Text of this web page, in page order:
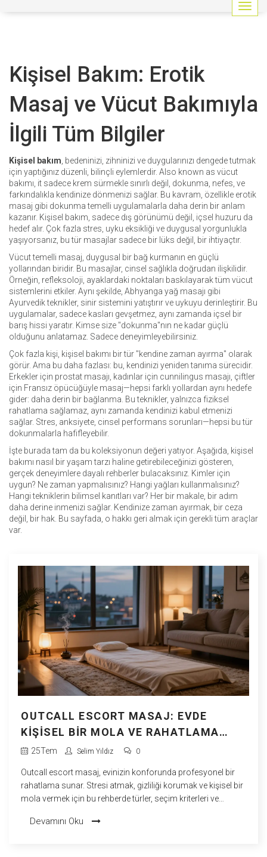
G
e
a
a
a
t
Kişisel Bakım: Erotik
Masaj ve Vücut Bakımıyla
İlgili Tüm Bilgiler
Kişisel bakım bedeninizi, zihninizi ve duygularınızı dengede tutmak
için yaptığınız düzenli, bilinçli eylemlerdir. Also known as vücut
bakımı , it sadece krem sürmekle sınırlı değil, dokunma, nefes, ve
farkındalıkla kendinize dönmenizi sağlar. Bu kavram, özellikle erotik
masaj gibi dokunma temelli uygulamalarla daha derin bir anlam
kazanır. Kişisel bakım, sadece dış görünümü değil, içsel huzuru da
hedef alır. Çok fazla stres, uyku eksikliği ve duygusal yorgunlukla
yaşıyorsanız, bu tür masajlar sadece bir lüks değil, bir ihtiyaçtır.
Vücut temelli masaj , duygusal bir bağ kurmanın en güçlü
yollarından biridir. Bu masajlar, cinsel sağlıkla doğrudan ilişkilidir.
Örneğin, refleksoloji , ayaklardaki noktaları baskılayarak tüm vücut
sistemlerini etkiler. Aynı şekilde, Abhyanga yağ masajı gibi
Ayurvedik teknikler, sinir sistemini yatıştırır ve uykuyu derinleştirir. Bu
uygulamalar, sadece kasları gevşetmez, aynı zamanda içsel bir
barış hissi yaratır. Kimse size "dokunma"nın ne kadar güçlü
olduğunu anlatamaz. Sadece deneyimleyebilirsiniz.
Çok fazla kişi, kişisel bakımı bir tür "kendine zaman ayırma" olarak
görür. Ama bu daha fazlası: bu, kendinizi yeniden tanıma sürecidir.
Erkekler için prostat masajı , kadınlar için cunnilingus masajı , çiftler
için Fransız öpücüğüyle masaj—hepsi farklı yollardan aynı hedefe
gider: daha derin bir bağlanma. Bu teknikler, yalnızca fiziksel
rahatlama sağlamaz, aynı zamanda kendinizi kabul etmenizi
sağlar. Stres, anksiyete, cinsel performans sorunları—hepsi bu tür
dokunmalarla hafifleyebilir.
İşte burada tam da bu koleksiyonun değeri yatıyor. Aşağıda, kişisel
bakımı nasıl bir yaşam tarzı haline getirebileceğinizi gösteren,
gerçek deneyimlere dayalı rehberler bulacaksınız. Kimler için
uygun? Ne zaman yapmalısınız? Hangi yağları kullanmalısınız?
Hangi tekniklerin bilimsel kanıtları var? Her bir makale, bir adım
daha derine inmenizi sağlar. Kendinize zaman ayırmak, bir ceza
değil, bir hak. Bu sayfada, o hakkı geri almak için gerekli tüm araçlar
var.
OUTCALL ESCORT MASAJ: EVDE
KIŞISEL BIR MOLA VE RAHATLAMA
REHBERI
25Tem Selim Yıldız 0
Outcall escort masaj, evinizin konforunda profesyonel bir
rahatlama sunar. Stresi atmak, gizliliği korumak ve kişisel bir
mola vermek için bu rehberde türler, seçim kriterleri ve
Devamını Oku